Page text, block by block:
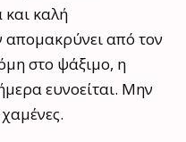
και καλή
απομακρύνει από τον
στο ψάξιμο, η
ευνοείται. Μην